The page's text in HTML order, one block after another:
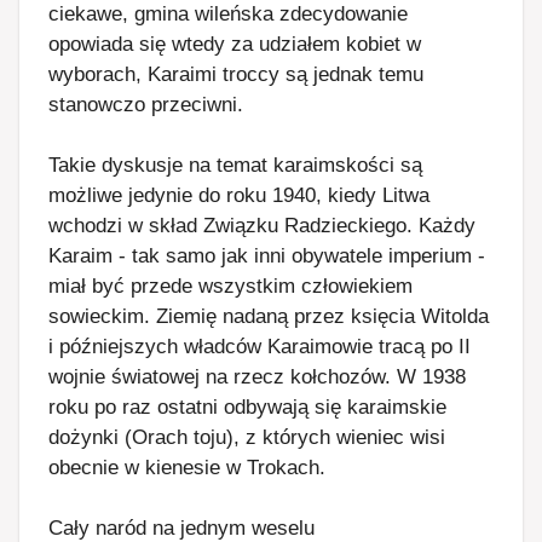
ciekawe, gmina wileńska zdecydowanie
opowiada się wtedy za udziałem kobiet w
wyborach, Karaimi troccy są jednak temu
stanowczo przeciwni.
Takie dyskusje na temat karaimskości są
możliwe jedynie do roku 1940, kiedy Litwa
wchodzi w skład Związku Radzieckiego. Każdy
Karaim - tak samo jak inni obywatele imperium -
miał być przede wszystkim człowiekiem
sowieckim. Ziemię nadaną przez księcia Witolda
i późniejszych władców Karaimowie tracą po II
wojnie światowej na rzecz kołchozów. W 1938
roku po raz ostatni odbywają się karaimskie
dożynki (Orach toju), z których wieniec wisi
obecnie w kienesie w Trokach.
Cały naród na jednym weselu